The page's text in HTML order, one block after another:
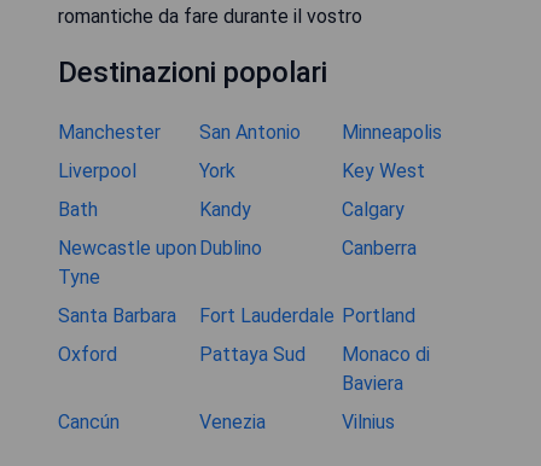
romantiche da fare durante il vostro
Destinazioni popolari
Manchester San Antonio
Minneapolis
Liverpool
York
Key West
Bath
Kandy
Calgary
Newcastle upon
Tyne
Dublino Canberra
Santa Barbara Fort Lauderdale Portland
Oxford
Pattaya Sud
Monaco di
Baviera
Cancún
Venezia Vilnius